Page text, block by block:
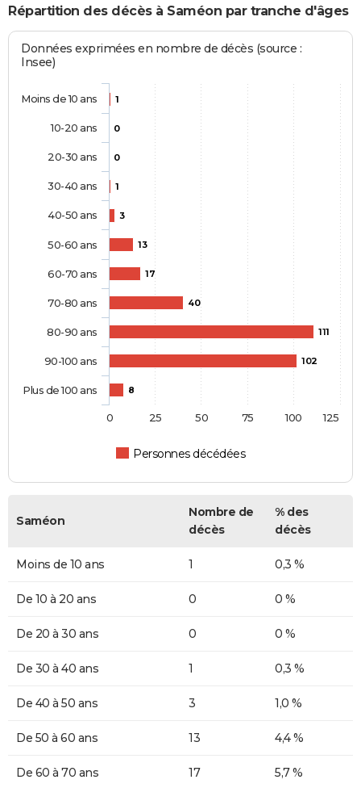
Répartition des décès à Saméon par tranche d'âges
Données exprimées en nombre de décès (source :
Insee)
1
0
0
1
3
13
17
40
111
102
8
Personnes décédées
Moins de 10 ans
10-20 ans
20-30 ans
30-40 ans
40-50 ans
50-60 ans
60-70 ans
70-80 ans
80-90 ans
90-100 ans
Plus de 100 ans
0 100
25 50 75 125
Saméon
Nombre de
décès
% des
décès
Moins de 10 ans 1 0,3 %
De 10 à 20 ans 0 0 %
De 20 à 30 ans 0 0 %
De 30 à 40 ans 1 0,3 %
De 40 à 50 ans 3 1,0 %
De 50 à 60 ans 13 4,4 %
De 60 à 70 ans 17 5,7 %